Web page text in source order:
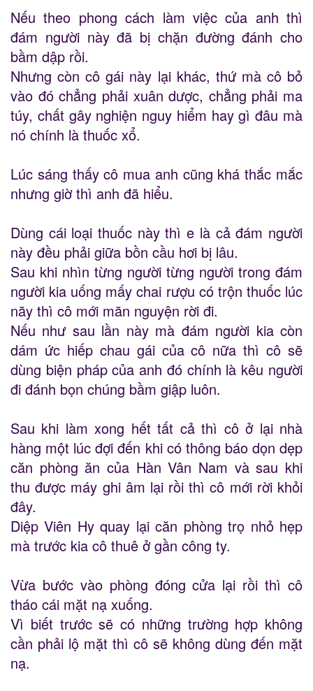
Nếu theo phong cách làm việc của anh thì
đám người này đã bị chặn đường đánh cho
bầm dập rồi.
Nhưng còn cô gái này lại khác, thứ mà cô bỏ
vào đó chẳng phải xuân dược, chẳng phải ma
túy, chất gây nghiện nguy hiểm hay gì đâu mà
nó chính là thuốc xổ.
Lúc sáng thấy cô mua anh cũng khá thắc mắc
nhưng giờ thì anh đã hiểu.
Dùng cái loại thuốc này thì e là cả đám người
này đều phải giữa bồn cầu hơi bị lâu.
Sau khi nhìn từng người từng người trong đám
người kia uống mấy chai rượu có trộn thuốc lúc
nãy thì cô mới mãn nguyện rời đi.
Nếu như sau lần này mà đám người kia còn
dám ức hiếp chau gái của cô nữa thì cô sẽ
dùng biện pháp của anh đó chính là kêu người
đi đánh bọn chúng bầm giập luôn.
Sau khi làm xong hết tất cả thì cô ở lại nhà
hàng một lúc đợi đến khi có thông báo dọn dẹp
căn phòng ăn của Hàn Vân Nam và sau khi
thu được máy ghi âm lại rồi thì cô mới rời khỏi
đây.
Diệp Viên Hy quay lại căn phòng trọ nhỏ hẹp
mà trước kia cô thuê ở gần công ty.
Vừa bước vào phòng đóng cửa lại rồi thì cô
tháo cái mặt nạ xuống.
Vì biết trước sẽ có những trường hợp không
cần phải lộ mặt thì cô sẽ không dùng đến mặt
nạ.